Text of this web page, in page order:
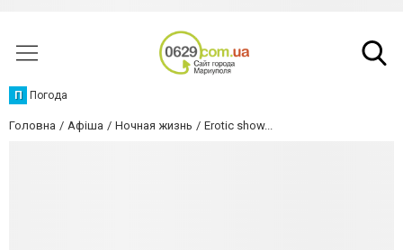
П Погода
Головна Афіша Ночная жизнь Erotic show...